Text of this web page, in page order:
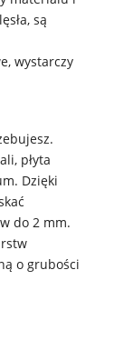
są
wystarczy
płyta
Dzięki
do 2 mm.
o grubości